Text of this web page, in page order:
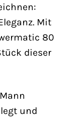
Mit
80
dieser
und